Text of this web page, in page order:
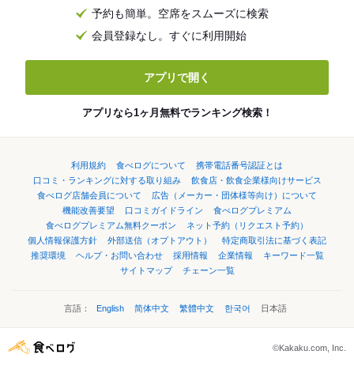
予約も簡単。空席をスムーズに検索
会員登録なし。すぐに利用開始
アプリで開く
アプリなら1ヶ月無料でランキング検索！
利用規約 食べログについて
携帯電話番号認証とは
口コミ・ランキングに対する取り組み
飲食店・飲食企業様向けサービス
食べログ店舗会員について
広告（メーカー・団体様等向け）について
機能改善要望
口コミガイドライン
食べログプレミアム
食べログプレミアム無料クーポン
ネット予約（リクエスト予約）
個人情報保護方針
外部送信（オプトアウト）
特定商取引法に基づく表記
推奨環境
ヘルプ・お問い合わせ 採用情報 企業情報
キーワード一覧
サイトマップ
チェーン一覧
言語： English 简体中文 繁體中文 한국어 日本語
©Kakaku.com, Inc.